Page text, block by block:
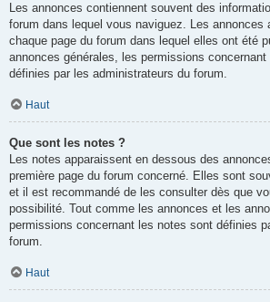
Les annonces contiennent souvent des
forum dans lequel vous naviguez. Les annonces
chaque page du forum dans lequel elles ont été
annonces générales, les permissions
définies par les administrateurs du forum.
Haut
Que sont les notes ?
Les notes apparaissent en dessous des
première page du forum concerné. Elles sont
et il est recommandé de les consulter dès que
possibilité. Tout comme les annonces et les
permissions concernant les notes sont définies
forum.
Haut